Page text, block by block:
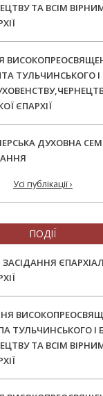
ТА ВСІМ
ТУЛЬЧИНСЬКОГО І
ЄПАРХІЇ
ДУХОВНА
Усі публікації ›
ПОДІЇ
ТУЛЬЧИНСЬКОГО І
ТА ВСІМ